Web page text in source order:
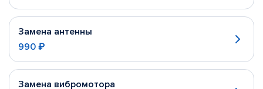
Замена антенны
990 ₽
Замена вибромотора